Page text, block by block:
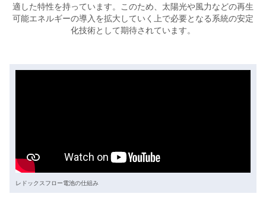
適した特性を持っています。このため、太陽光や風力などの再生
可能エネルギーの導入を拡大していく上で必要となる系統の安定
化技術として期待されています。
レドックスフロー電池の仕組み